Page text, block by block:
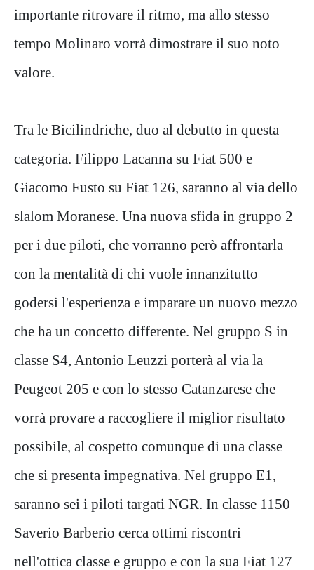
importante ritrovare il ritmo, ma allo stesso
tempo Molinaro vorrà dimostrare il suo noto
valore.
Tra le Bicilindriche, duo al debutto in questa
categoria. Filippo Lacanna su Fiat 500 e
Giacomo Fusto su Fiat 126, saranno al via dello
slalom Moranese. Una nuova sfida in gruppo 2
per i due piloti, che vorranno però affrontarla
con la mentalità di chi vuole innanzitutto
godersi l'esperienza e imparare un nuovo mezzo
che ha un concetto differente. Nel gruppo S in
classe S4, Antonio Leuzzi porterà al via la
Peugeot 205 e con lo stesso Catanzarese che
vorrà provare a raccogliere il miglior risultato
possibile, al cospetto comunque di una classe
che si presenta impegnativa. Nel gruppo E1,
saranno sei i piloti targati NGR. In classe 1150
Saverio Barberio cerca ottimi riscontri
nell'ottica classe e gruppo e con la sua Fiat 127